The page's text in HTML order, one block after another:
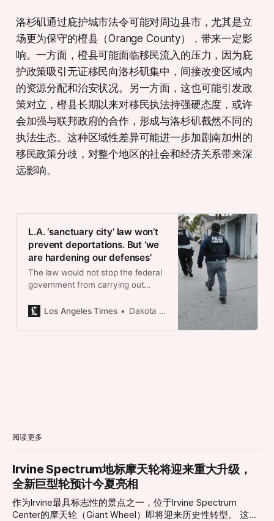
洛杉矶通过庇护城市法令可能对周边县市，尤其是立
场更为保守的橙县（Orange County），带来一定影
响。一方面，橙县可能面临移民流入的压力，因为庇
护政策吸引无证移民向洛杉矶集中，间接改变区域内
的资源分配和治安状况。另一方面，这也可能引发政
策对立，橙县长期以来对移民执法持强硬态度，或许
会加强与联邦政府的合作，形成与洛杉矶截然不同的
执法生态。这种区域性差异可能进一步加剧南加州的
移民政策分歧，对整个地区的社会和经济关系带来深
远影响。
L.A. ‘sanctuary city’ law won’t
prevent deportations. But ‘we
are hardening our defenses’
The law would not stop the federal
government from carrying out
that City Hall is standing with its
Los Angeles Times Dakota Smith
阅读更多
Irvine Spectrum地标摩天轮将迎来重大升级，
全新巨型轮预计今夏亮相
作为Irvine最具标志性的景点之一，位于Irvine Spectrum
Center的摩天轮（Giant Wheel）即将迎来历史性转型。 这座